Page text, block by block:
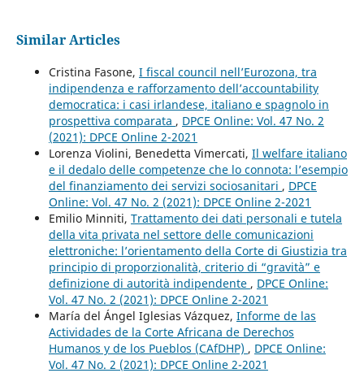
Similar Articles
Cristina Fasone, I fiscal council nell’Eurozona, tra
indipendenza e rafforzamento dell’accountability
democratica: i casi irlandese, italiano e spagnolo in
prospettiva comparata , DPCE Online: Vol. 47 No. 2
(2021): DPCE Online 2-2021
Lorenza Violini, Benedetta Vimercati, Il welfare italiano
e il dedalo delle competenze che lo connota: l’esempio
del finanziamento dei servizi sociosanitari , DPCE
Online: Vol. 47 No. 2 (2021): DPCE Online 2-2021
Emilio Minniti, Trattamento dei dati personali e tutela
della vita privata nel settore delle comunicazioni
elettroniche: l’orientamento della Corte di Giustizia tra
principio di proporzionalità, criterio di “gravità” e
definizione di autorità indipendente , DPCE Online:
Vol. 47 No. 2 (2021): DPCE Online 2-2021
María del Ángel Iglesias Vázquez, Informe de las
Actividades de la Corte Africana de Derechos
Humanos y de los Pueblos (CAfDHP) , DPCE Online:
Vol. 47 No. 2 (2021): DPCE Online 2-2021